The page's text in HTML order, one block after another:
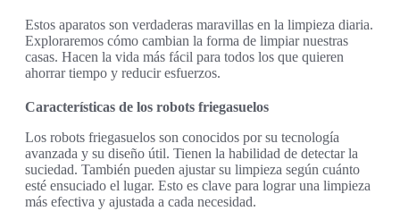
Estos aparatos son verdaderas maravillas en la limpieza diaria.
Exploraremos cómo cambian la forma de limpiar nuestras
casas. Hacen la vida más fácil para todos los que quieren
ahorrar tiempo y reducir esfuerzos.
Características de los robots friegasuelos
Los robots friegasuelos son conocidos por su tecnología
avanzada y su diseño útil. Tienen la habilidad de detectar la
suciedad. También pueden ajustar su limpieza según cuánto
esté ensuciado el lugar. Esto es clave para lograr una limpieza
más efectiva y ajustada a cada necesidad.